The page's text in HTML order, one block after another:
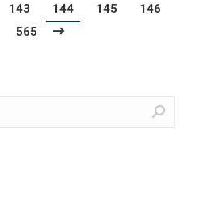
143 144 145
146
565